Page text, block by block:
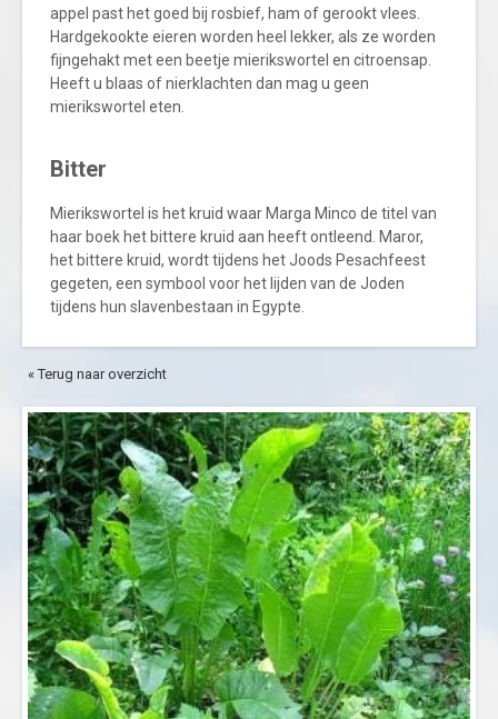
appel past het goed bij rosbief, ham of gerookt vlees.
Hardgekookte eieren worden heel lekker, als ze worden
fijngehakt met een beetje mierikswortel en citroensap.
Heeft u blaas of nierklachten dan mag u geen
mierikswortel eten.
Bitter
Mierikswortel is het kruid waar Marga Minco de titel van
haar boek het bittere kruid aan heeft ontleend. Maror,
het bittere kruid, wordt tijdens het Joods Pesachfeest
gegeten, een symbool voor het lijden van de Joden
tijdens hun slavenbestaan in Egypte.
« Terug naar overzicht